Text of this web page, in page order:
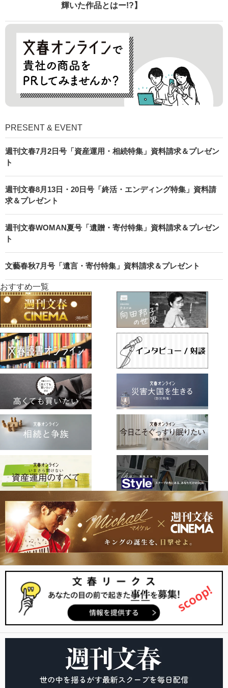
輝いた作品とはー!?】
PRESENT & EVENT
週刊文春7月2日号「資産運用・相続特集」資料請求＆プレゼン
ト
週刊文春8月13日・20日号「終活・エンディング特集」資料請
求＆プレゼント
週刊文春WOMAN夏号「遺贈・寄付特集」資料請求＆プレゼン
ト
文藝春秋7月号「遺言・寄付特集」資料請求＆プレゼント
おすすめ一覧